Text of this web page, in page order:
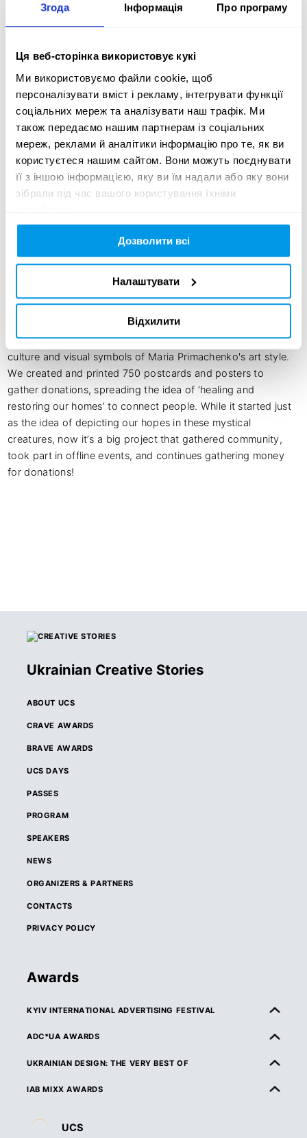
Згода Інформація Про програму
Ця веб-сторінка використовує кукі
Ми використовуємо файли cookie, щоб
персоналізувати вміст і рекламу, інтегрувати функції
соціальних мереж та аналізувати наш трафік. Ми
також передаємо нашим партнерам із соціальних
мереж, реклами й аналітики інформацію про те, як ви
користуєтеся нашим сайтом. Вони можуть поєднувати
її з іншою інформацією, яку ви їм надали або яку вони
зібрали під час вашого користування їхніми
Дозволити всі
Налаштувати
Відхилити
Serge Sprenne
Oleksander Davydenko
Photographers
Serhii Nuzhnenko
George Ivanchenko
Dmytro Smolienko
Mykhaylo Palinchak
Pavlo Fedosenko
Valentyt Bobyr
Vlada Liberova
Kostiantyn Liberov
Creative idea:
As Ukrainians, we gravitated towards creating a project that
not only lightens up the effects of war but gives hope and
depicts the strong, authentic image of the Ukrainian nation.
The project was inspired by the folk motives of Ukrainian
culture and visual symbols of Maria Primachenko's art style.
We created and printed 750 postcards and posters to
gather donations, spreading the idea of ‘healing and
restoring our homes’ to connect people. While it started just
as the idea of depicting our hopes in these mystical
creatures, now it’s a big project that gathered community,
took part in offline events, and continues gathering money
for donations!
Ukrainian Creative Stories
ABOUT UCS
CRAVE AWARDS
BRAVE AWARDS
UCS DAYS
PASSES
PROGRAM
SPEAKERS
NEWS
ORGANIZERS & PARTNERS
CONTACTS
PRIVACY POLICY
Awards
KYIV INTERNATIONAL ADVERTISING FESTIVAL
ABOUT KIAF
DEADLINES & ENTRY FEES
ADC*UA AWARDS
ABOUT ADC*UA AWARDS
JURY
UKRAINIAN DESIGN: THE VERY BEST OF
ABOUT UKRAINIAN DESIGN: THE VERY BEST OF
CATEGORIES
IAB MIXX AWARDS
ORGANIZERS & PARTNERS
UCS